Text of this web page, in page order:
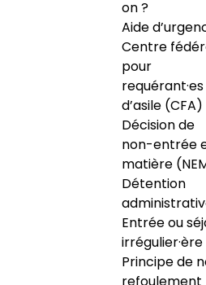
on ?
Aide
Centre
pour
requérant·es
d’asile (CFA)
Décision de
non-entrée
matière
Détention
Entrée ou
irrégulier·ère
Principe de